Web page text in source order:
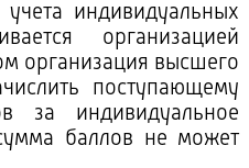
индивидуальных
организацией
организация высшего
поступающему
за индивидуальное
баллов не может